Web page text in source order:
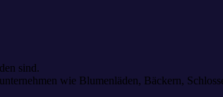
sind.
wie Blumenläden, Bäckern,